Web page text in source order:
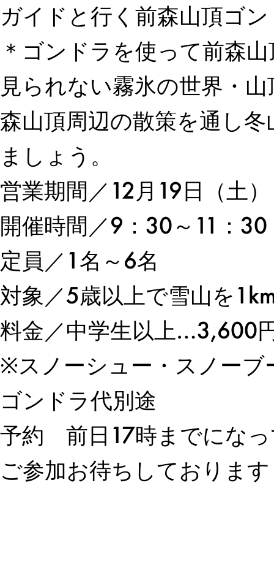
ガイドと行く前森山頂ゴ
＊ゴンドラを使って前森
見られない霧氷の世界・
森山頂周辺の散策を通し
ましょう。
営業期間／12月19日（土
開催時間／9：30～
定員／1名～6名
対象／5歳以上で雪山を
料金／中学生以上…3,600
※スノーシュー・スノーブ
ゴンドラ代
予約 前日 17時までにな
ご参加お待ちしておりま